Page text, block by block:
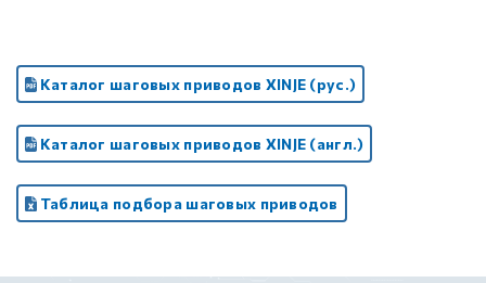
Каталог шаговых приводов XINJE (рус.)
Каталог шаговых приводов XINJE (англ.)
Таблица подбора шаговых приводов